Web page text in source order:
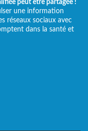
peut être partagée !
une information
réseaux sociaux avec
dans la santé et